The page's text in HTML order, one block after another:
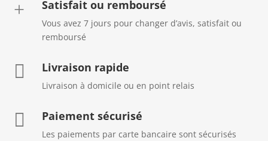
+ Satisfait ou remboursé
Vous avez 7 jours pour changer d’avis, satisfait ou
remboursé
 Livraison rapide
Livraison à domicile ou en point relais
 Paiement sécurisé
Les paiements par carte bancaire sont sécurisés